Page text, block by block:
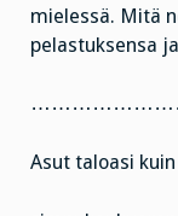
mielessä. Mitä
pelastuksensa
Asut taloasi